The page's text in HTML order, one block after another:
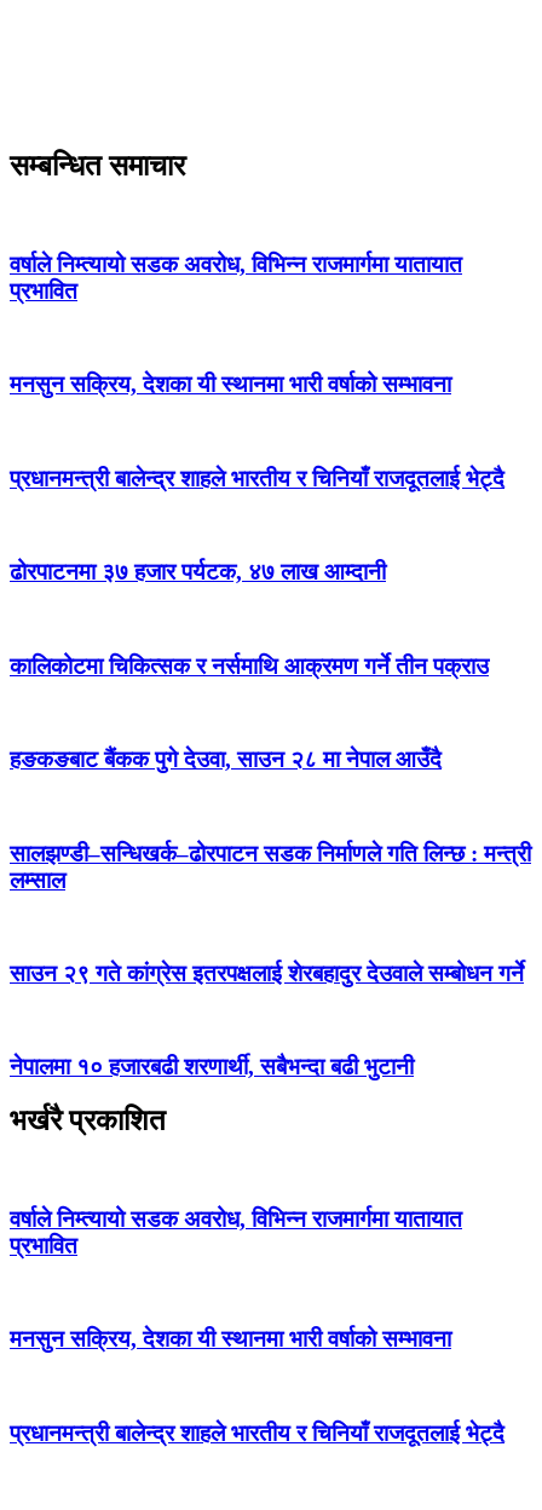
सम्बन्धित समाचार
वर्षाले निम्त्यायो सडक अवरोध, विभिन्न राजमार्गमा यातायात
प्रभावित
मनसुन सक्रिय, देशका यी स्थानमा भारी वर्षाको सम्भावना
प्रधानमन्त्री बालेन्द्र शाहले भारतीय र चिनियाँ राजदूतलाई भेट्दै
ढोरपाटनमा ३७ हजार पर्यटक, ४७ लाख आम्दानी
कालिकोटमा चिकित्सक र नर्समाथि आक्रमण गर्ने तीन पक्राउ
हङकङबाट बैंकक पुगे देउवा, साउन २८ मा नेपाल आउँदै
सालझण्डी–सन्धिखर्क–ढोरपाटन सडक निर्माणले गति लिन्छ : मन्त्री
लम्साल
साउन २९ गते कांग्रेस इतरपक्षलाई शेरबहादुर देउवाले सम्बोधन गर्ने
नेपालमा १० हजारबढी शरणार्थी, सबैभन्दा बढी भुटानी
भर्खरै प्रकाशित
वर्षाले निम्त्यायो सडक अवरोध, विभिन्न राजमार्गमा यातायात
प्रभावित
मनसुन सक्रिय, देशका यी स्थानमा भारी वर्षाको सम्भावना
प्रधानमन्त्री बालेन्द्र शाहले भारतीय र चिनियाँ राजदूतलाई भेट्दै